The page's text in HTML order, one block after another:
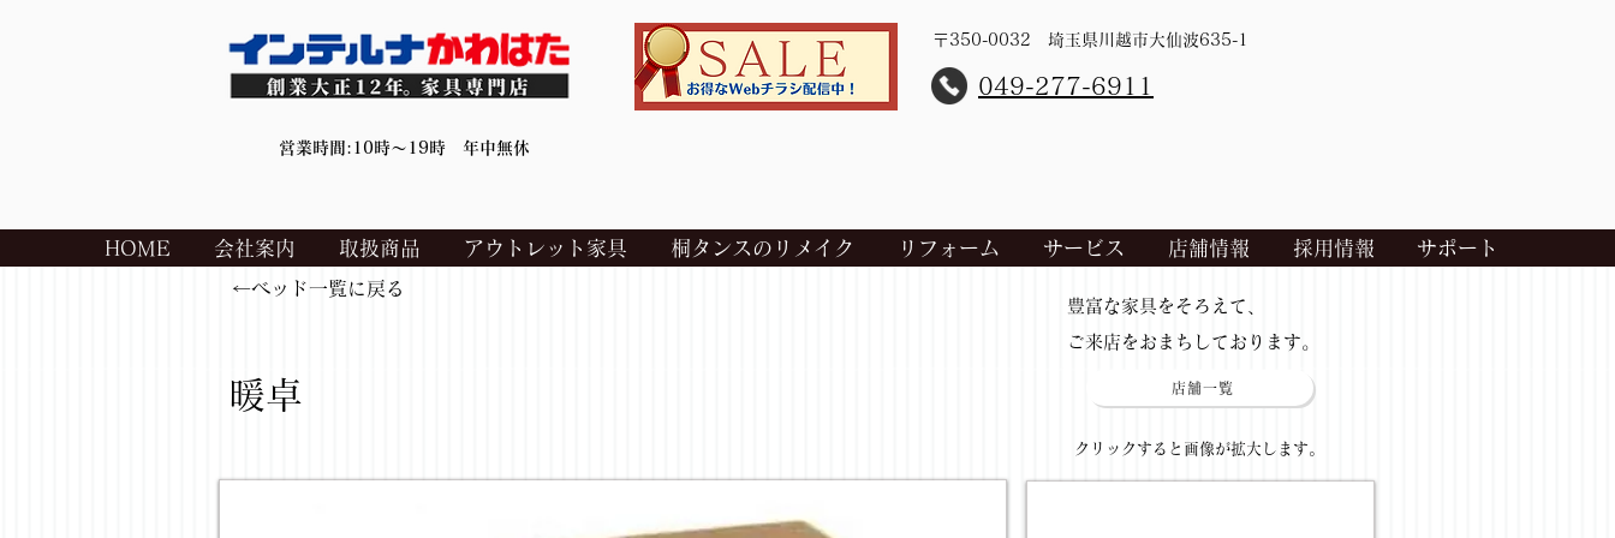
〒350-0032 埼玉県川越市大仙波635-1
​049-277-6911
営業時間:10時～19時 年中無休
HOME 会社案内 取扱商品 アウトレット家具 桐タンスのリメイク リフォーム サービス 店舗情報 採用情報 サポート
←ベッド一覧に戻る
暖卓
​豊富な家具をそろえて、
ご来店をおまちしております。
店舗一覧
​クリックすると画像が拡大します。